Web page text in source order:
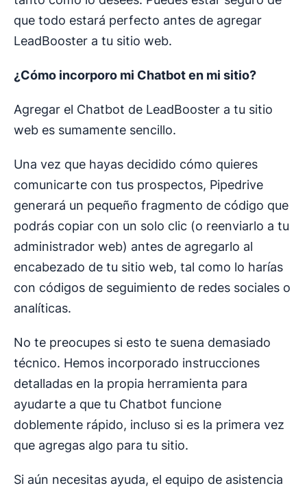
que todo estará perfecto antes de agregar
LeadBooster a tu sitio web.
¿Cómo incorporo mi Chatbot en mi sitio?
Agregar el Chatbot de LeadBooster a tu sitio
web es sumamente sencillo.
Una vez que hayas decidido cómo quieres
comunicarte con tus prospectos, Pipedrive
generará un pequeño fragmento de código que
podrás copiar con un solo clic (o reenviarlo a tu
administrador web) antes de agregarlo al
encabezado de tu sitio web, tal como lo harías
con códigos de seguimiento de redes sociales o
analíticas.
No te preocupes si esto te suena demasiado
técnico. Hemos incorporado instrucciones
detalladas en la propia herramienta para
ayudarte a que tu Chatbot funcione
doblemente rápido, incluso si es la primera vez
que agregas algo para tu sitio.
Si aún necesitas ayuda, el equipo de asistencia